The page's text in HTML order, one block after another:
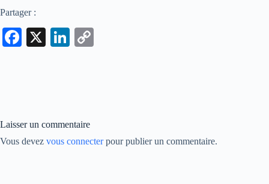
Partager :
Fa
X
Li
Laisser un commentaire
Vous devez vous connecterpour publier un commentaire.